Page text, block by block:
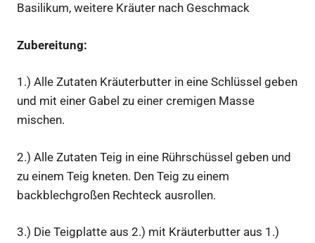
Basilikum, weitere Kräuter nach Geschmack
Zubereitung:
1.) Alle Zutaten Kräuterbutter in eine Schlüssel geben
und mit einer Gabel zu einer cremigen Masse
mischen.
2.) Alle Zutaten Teig in eine Rührschüssel geben und
zu einem Teig kneten. Den Teig zu einem
backblechgroßen Rechteck ausrollen.
3.) Die Teigplatte aus 2.) mit Kräuterbutter aus 1.)